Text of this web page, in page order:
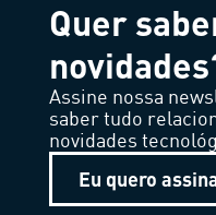
Quer
Assine nossa
saber tudo
novidades
Eu quero